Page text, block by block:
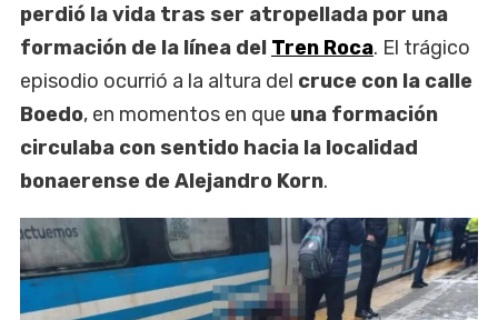
perdió la vida tras ser atropellada por una
formación de la línea del Tren Roca. El trágico
episodio ocurrió a la altura del cruce con la calle
Boedo, en momentos en que una formación
circulaba con sentido hacia la localidad
bonaerense de Alejandro Korn.